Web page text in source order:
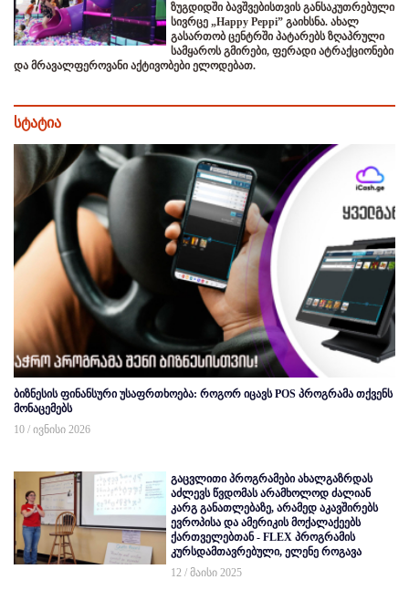
ზუგდიდში ბავშვებისთვის განსაკუთრებული
სივრცე „Happy Peppi” გაიხსნა. ახალ
გასართობ ცენტრში პატარებს ზღაპრული
სამყაროს გმირები, ფერადი ატრაქციონები
და მრავალფეროვანი აქტივობები ელოდებათ.
სტატია
ბიზნესის ფინანსური უსაფრთხოება: როგორ იცავს POS პროგრამა თქვენს
მონაცემებს
10 / ივნისი 2026
გაცვლითი პროგრამები ახალგაზრდას
აძლევს წვდომას არამხოლოდ ძალიან
კარგ განათლებაზე, არამედ აკავშირებს
ევროპისა და ამერიკის მოქალაქეებს
ქართველებთან - FLEX პროგრამის
კურსდამთავრებული, ელენე როგავა
12 / მაისი 2025